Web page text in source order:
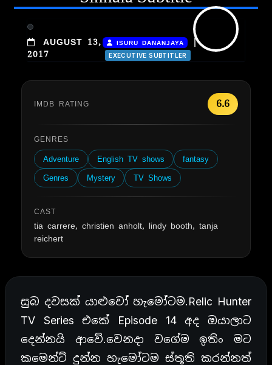
AUGUST 13,
2017
ISURU DANANJAYA |
EXECUTIVE SUBTITLER
IMDB RATING 6.6
GENRES
Adventure English TV shows
fantasy
Genres
Mystery TV Shows
CAST
tia carrere, christien anholt, lindy booth, tanja
reichert
සුබ දවසක් යාළුවෝ හැමෝටම.Relic Hunter
TV Series එකේ Episode 14 අද ඔයාලාට
දෙන්නයි ආවේ.වෙනදා වගේම ඉතිං මට
කමෙන්ට් දුන්න හැමෝටම ස්තූති කරන්නත්